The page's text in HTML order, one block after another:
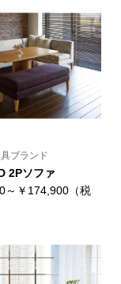
具ブランド
2Pソファ
～￥174,900（税